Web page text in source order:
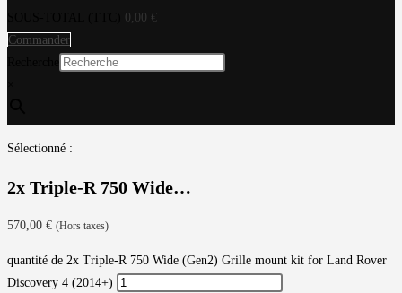
0,00 €
Commander
Sélectionné :
2x Triple-R 750 Wide…
570,00 € (Hors taxes)
quantité de 2x Triple-R 750 Wide (Gen2) Grille mount kit for Land Rover
Discovery 4 (2014+)